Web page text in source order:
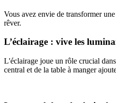
Vous avez envie de transformer
rêver.
L’éclairage : vive les
L'éclairage joue un rôle crucial
central et de la table à manger